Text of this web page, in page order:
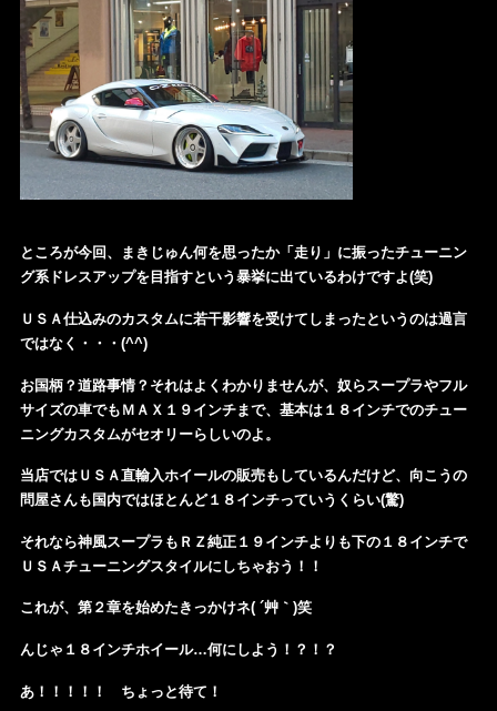
ところが今回、まきじゅん何を思ったか「走り」に振ったチューニン
グ系ドレスアップを目指すという暴挙に出ているわけですよ(笑)
ＵＳＡ仕込みのカスタムに若干影響を受けてしまったというのは過言
ではなく・・・(^^)
お国柄？道路事情？それはよくわかりませんが、奴らスープラやフル
サイズの車でもＭＡＸ１９インチまで、基本は１８インチでのチュー
ニングカスタムがセオリーらしいのよ。
当店ではＵＳＡ直輸入ホイールの販売もしているんだけど、向こうの
問屋さんも国内ではほとんど１８インチっていうくらい(驚)
それなら神風スープラもＲＺ純正１９インチよりも下の１８インチで
ＵＳＡチューニングスタイルにしちゃおう！！
これが、第２章を始めたきっかけネ( ´艸｀)笑
んじゃ１８インチホイール…何にしよう！？！？
あ！！！！！ ちょっと待て！